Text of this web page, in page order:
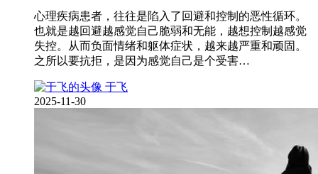
心理疾病患者，往往是陷入了回避和控制的恶性循环。
也就是越回避越感觉自己脆弱和无能，越想控制越感觉
失控。从而负面情绪和躯体症状，越来越严重和顽固。
之所以要抗拒，是因为感觉自己是个受害…
于飞
2025-11-30